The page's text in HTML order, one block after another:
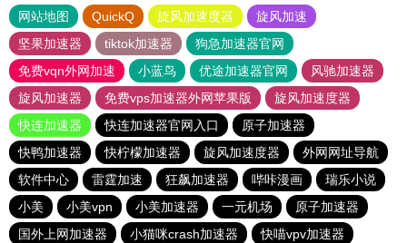
网站地图 QuickQ 旋风加速度器
旋风加速
坚果加速器
tiktok加速器
狗急加速器官网
免费vqn外网加速
小蓝鸟 优途加速器官网
风驰加速器
旋风加速器
免费vps加速器外网苹果版
旋风加速度器
快连加速器
快连加速器官网入口
原子加速器
快鸭加速器
快柠檬加速器 旋风加速度器
外网网址导航
软件中心
雷霆加速 狂飙加速器 哔咔漫画
瑞乐小说
小美
小美vpn 小美加速器 一元机场
原子加速器
国外上网加速器
小猫咪crash加速器
快喵vpv加速器